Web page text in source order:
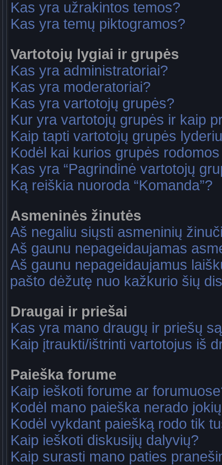
Kas yra užrakintos temos?
Kas yra temų piktogramos?
Vartotojų lygiai ir grupės
Kas yra administratoriai?
Kas yra moderatoriai?
Kas yra vartotojų grupės?
Kur yra vartotojų grupės ir kaip
Kaip tapti vartotojų grupės
Kodėl kai kurios grupės
Kas yra “Pagrindinė vartotojų
Ką reiškia nuoroda “Komanda”?
Asmeninės žinutės
Aš negaliu siųsti asmeninių
Aš gaunu nepageidaujamas
Aš gaunu nepageidaujamus
pašto dėžutę nuo kažkurio šių
Draugai ir priešai
Kas yra mano draugų ir priešų
Kaip įtraukti/ištrinti vartotojus iš
Paieška forume
Kaip ieškoti forume ar
Kodėl mano paieška nerado
Kodėl vykdant paiešką rodo tik
Kaip ieškoti diskusijų dalyvių?
Kaip surasti mano paties